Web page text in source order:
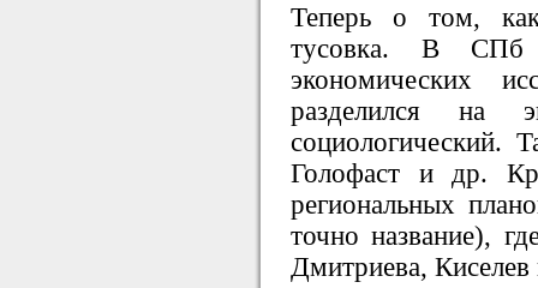
Теперь о том,
тусовка. В СПб
экономических
разделился на
социологический.
Голофаст и др.
региональных
точно название),
Дмитриева, Киселев